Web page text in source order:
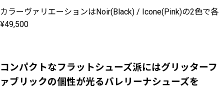
カラーヴァリエーションはNoir(Black) / Icone(Pink)の2色で各
¥49,500
コンパクトなフラットシューズ派にはグリッターフ
ァブリックの個性が光るバレリーナシューズを